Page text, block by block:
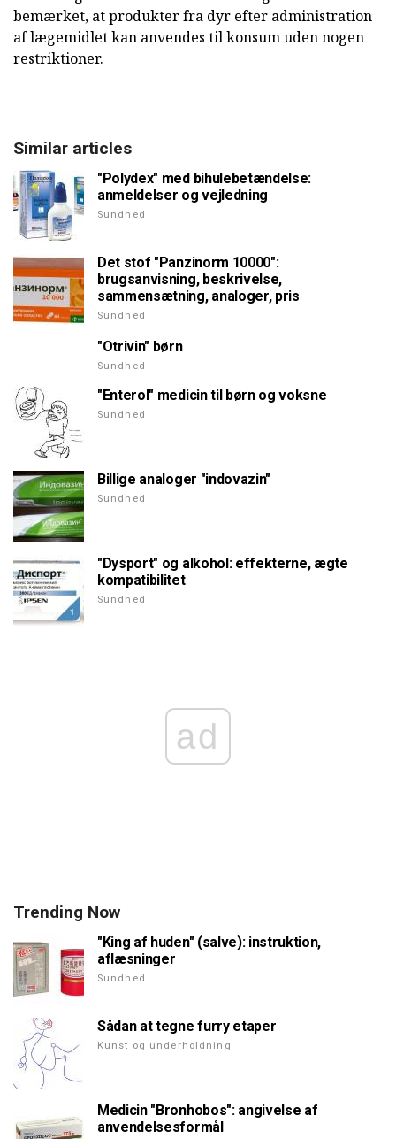
bemærket, at produkter fra dyr efter administration
af lægemidlet kan anvendes til konsum uden nogen
restriktioner.
Similar articles
"Polydex" med bihulebetændelse:
anmeldelser og vejledning
Sundhed
Det stof "Panzinorm 10000":
brugsanvisning, beskrivelse,
sammensætning, analoger, pris
Sundhed
"Otrivin" børn
Sundhed
"Enterol" medicin til børn og voksne
Sundhed
Billige analoger "indovazin"
Sundhed
"Dysport" og alkohol: effekterne, ægte
kompatibilitet
Sundhed
ad
Trending Now
"King af huden" (salve): instruktion,
aflæsninger
Sundhed
Sådan at tegne furry etaper
Kunst og underholdning
Medicin "Bronhobos": angivelse af
anvendelsesformål